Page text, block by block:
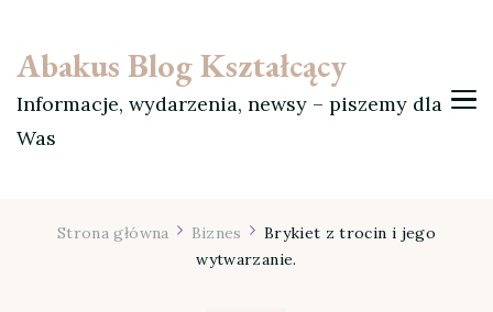
Abakus Blog Kształcący
Informacje, wydarzenia, newsy – piszemy dla
Was
Strona główna Biznes
Brykiet z trocin i jego
wytwarzanie.